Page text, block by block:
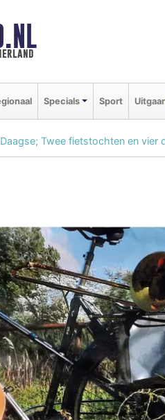
Specials Sport
Twee fietstochten en